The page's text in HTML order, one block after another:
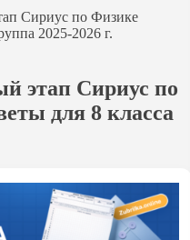
Сириус по Физике
2025-2026 г.
этап Сириус по
для 8 класса